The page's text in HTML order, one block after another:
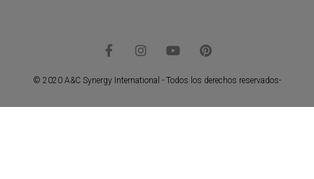
© 2020 A&C Synergy International - Todos los derechos reservados-